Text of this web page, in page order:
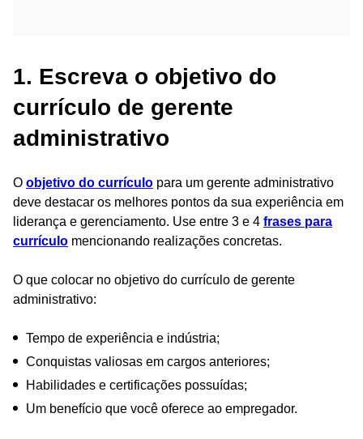
1. Escreva o objetivo do
currículo de gerente
administrativo
O objetivo do currículo para um gerente administrativo
deve destacar os melhores pontos da sua experiência em
liderança e gerenciamento. Use entre 3 e 4 frases para
currículo mencionando realizações concretas.
O que colocar no objetivo do currículo de gerente
administrativo:
Tempo de experiência e indústria;
Conquistas valiosas em cargos anteriores;
Habilidades e certificações possuídas;
Um benefício que você oferece ao empregador.